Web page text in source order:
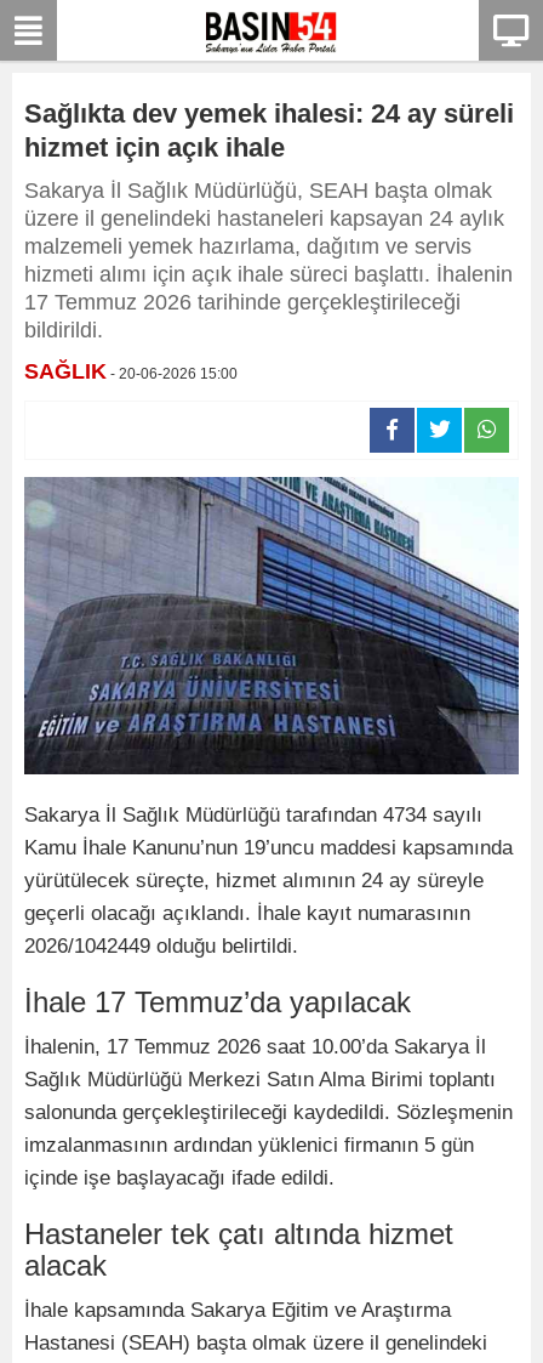
Sağlıkta dev yemek ihalesi: 24 ay süreli
hizmet için açık ihale
Sakarya İl Sağlık Müdürlüğü, SEAH başta olmak
üzere il genelindeki hastaneleri kapsayan 24 aylık
malzemeli yemek hazırlama, dağıtım ve servis
hizmeti alımı için açık ihale süreci başlattı. İhalenin
17 Temmuz 2026 tarihinde gerçekleştirileceği
bildirildi.
SAĞLIK - 20-06-2026 15:00
Sakarya İl Sağlık Müdürlüğü tarafından 4734 sayılı
Kamu İhale Kanunu’nun 19’uncu maddesi kapsamında
yürütülecek süreçte, hizmet alımının 24 ay süreyle
geçerli olacağı açıklandı. İhale kayıt numarasının
2026/1042449 olduğu belirtildi.
İhale 17 Temmuz’da yapılacak
İhalenin, 17 Temmuz 2026 saat 10.00’da Sakarya İl
Sağlık Müdürlüğü Merkezi Satın Alma Birimi toplantı
salonunda gerçekleştirileceği kaydedildi. Sözleşmenin
imzalanmasının ardından yüklenici firmanın 5 gün
içinde işe başlayacağı ifade edildi.
Hastaneler tek çatı altında hizmet
alacak
İhale kapsamında Sakarya Eğitim ve Araştırma
Hastanesi (SEAH) başta olmak üzere il genelindeki